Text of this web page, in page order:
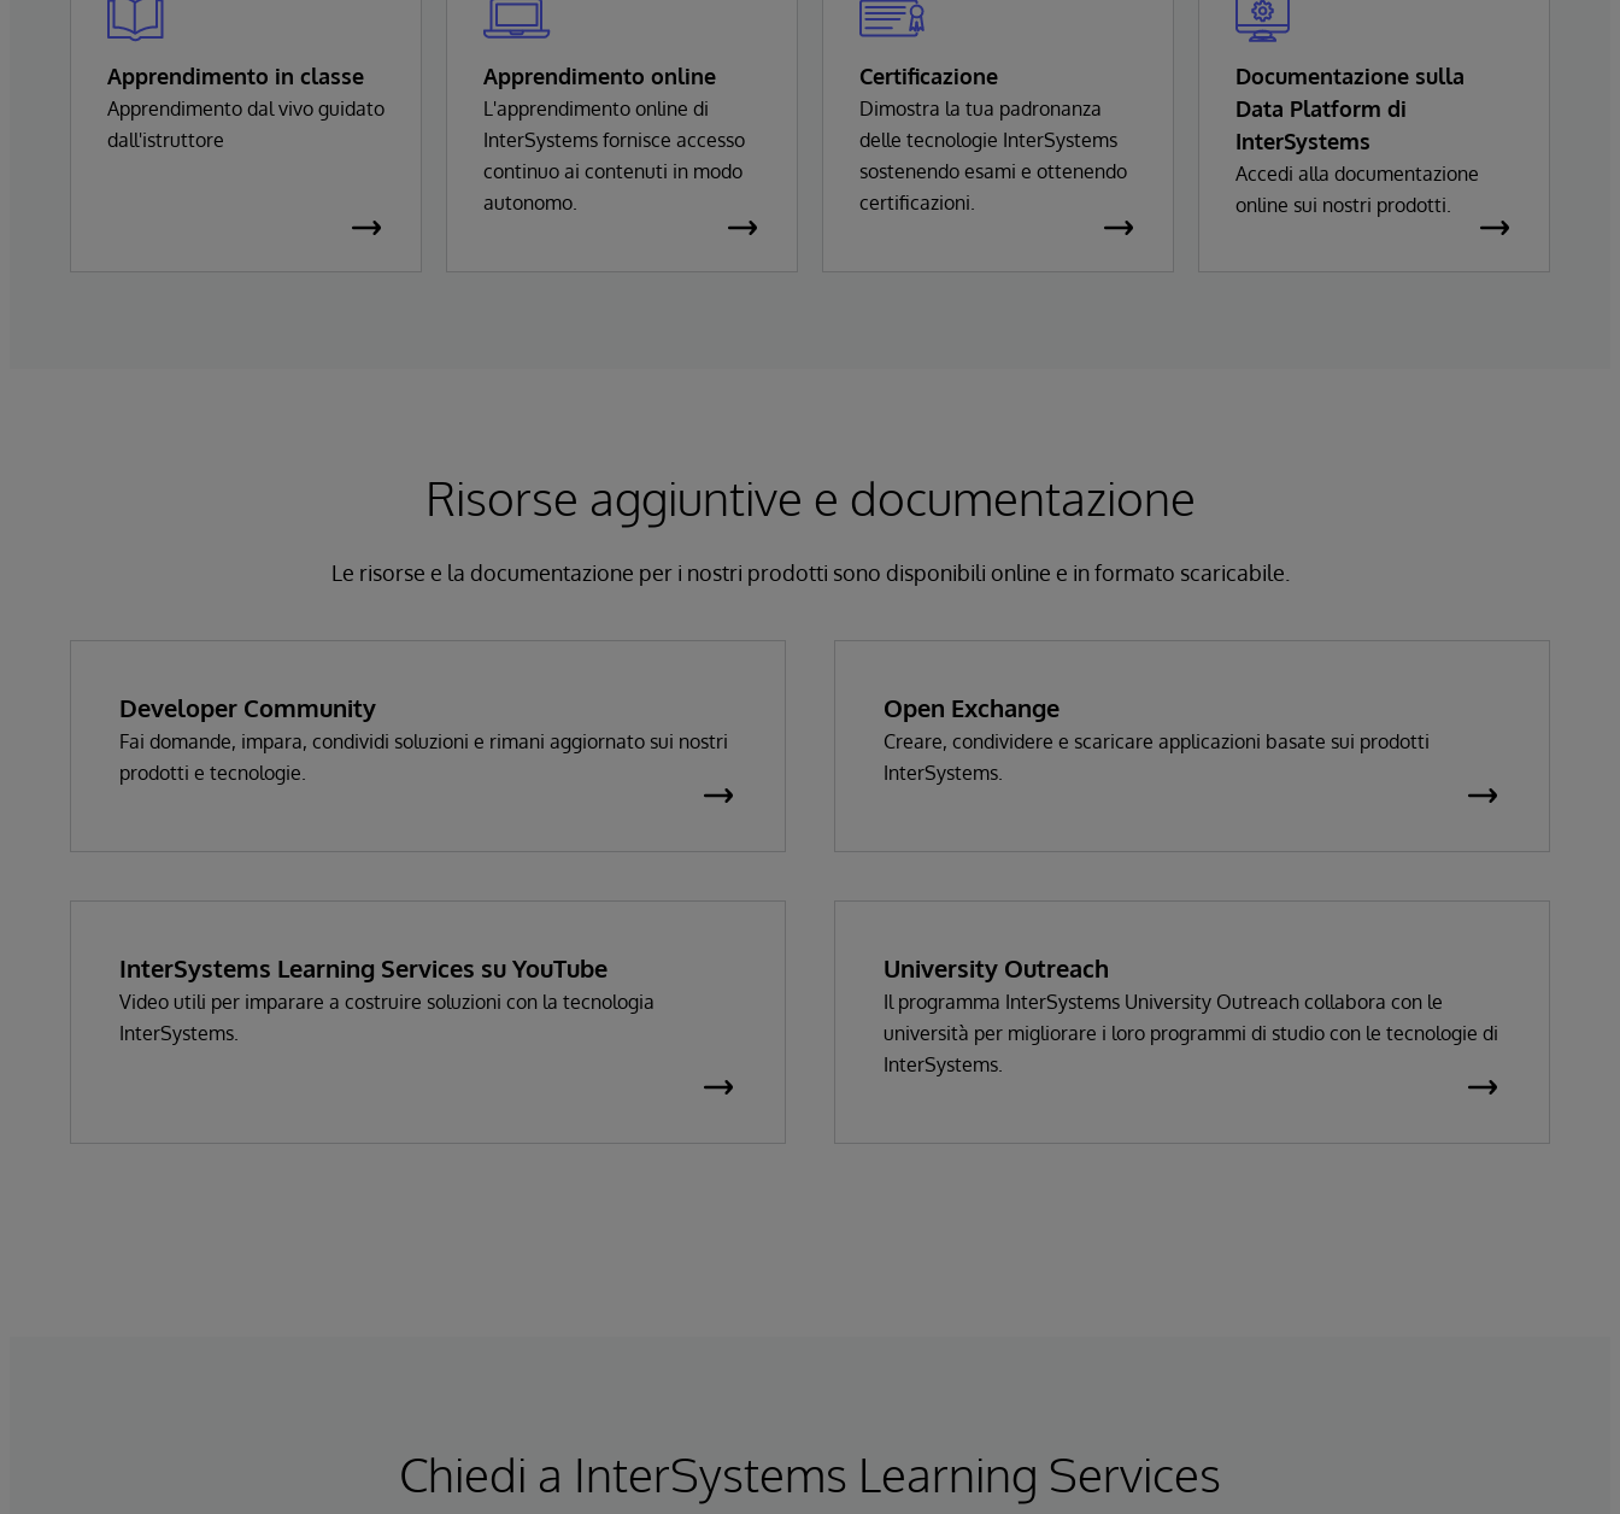
Apprendimento in classe
Apprendimento dal vivo guidato
dall'istruttore
Apprendimento online
L'apprendimento online di
InterSystems fornisce accesso
continuo ai contenuti in modo
autonomo.
Certificazione
Dimostra la tua padronanza
delle tecnologie InterSystems
sostenendo esami e ottenendo
certificazioni.
Documentazione sulla
Data Platform di
InterSystems
Accedi alla documentazione
online sui nostri prodotti.
Risorse aggiuntive e documentazione
Le risorse e la documentazione per i nostri prodotti sono disponibili online e in formato scaricabile.
Developer Community
Fai domande, impara, condividi soluzioni e rimani aggiornato sui nostri
prodotti e tecnologie.
Open Exchange
Creare, condividere e scaricare applicazioni basate sui prodotti
InterSystems.
InterSystems Learning Services su YouTube
Video utili per imparare a costruire soluzioni con la tecnologia
InterSystems.
University Outreach
Il programma InterSystems University Outreach collabora con le
università per migliorare i loro programmi di studio con le tecnologie di
InterSystems.
Chiedi a InterSystems Learning Services